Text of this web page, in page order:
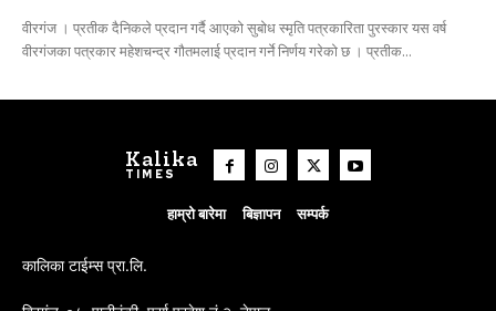
वीरगंज । प्रतीक दैनिकले प्रदान गर्दै आएको सुबोध स्मृति पत्रकारिता पुरस्कार यस वर्ष
वीरगंजका पत्रकार महेशचन्द्र गौतमलाई प्रदान गर्ने निर्णय गरेको छ । प्रतीक...
Kalika
TIMES
हाम्रो बारेमा बिज्ञापन सम्पर्क
कालिका टाईम्स प्रा.लि.